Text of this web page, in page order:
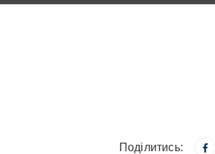
Поділитись: